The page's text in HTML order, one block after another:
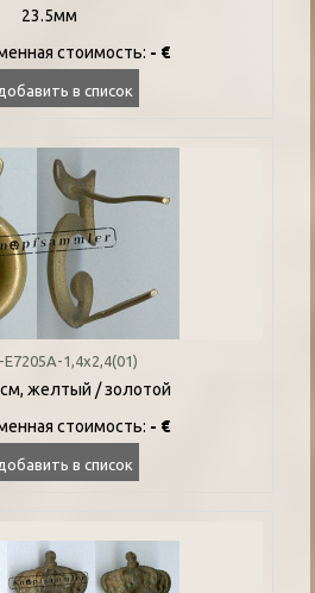
23.5мм
стоимость: - €
добавить в список
E7205A-1,4x2,4(01)
желтый / золотой
стоимость: - €
добавить в список